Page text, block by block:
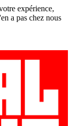
expérience,
a pas chez nous